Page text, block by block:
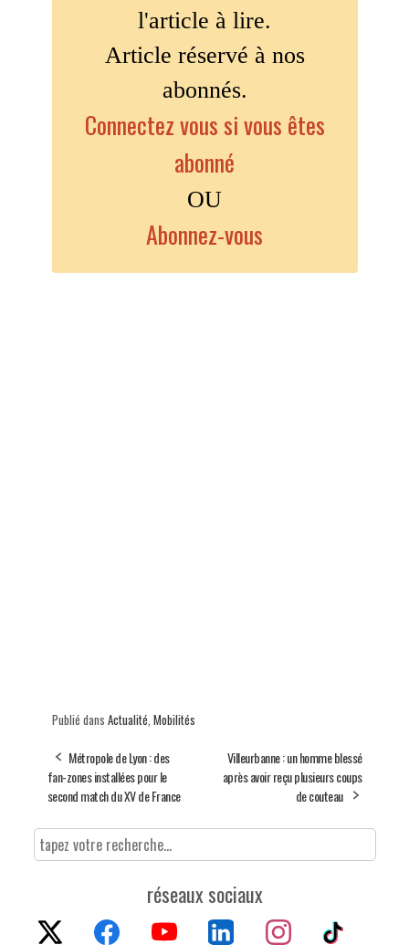
l'article à lire.
Article réservé à nos
abonnés.
Connectez vous si vous êtes
abonné
OU
Abonnez-vous
Publié dans Actualité Mobilités
Métropole de Lyon : des
fan-zones installées pour le
second match du XV de France
Villeurbanne : un homme blessé
après avoir reçu plusieurs coups
de couteau
réseaux sociaux